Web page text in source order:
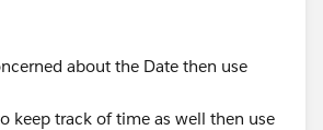
about the Date then use
keep track of time as well then use